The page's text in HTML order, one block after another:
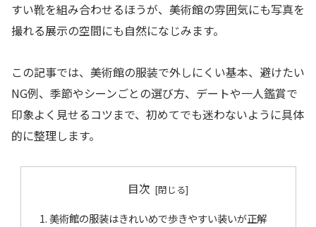
すい靴を組み合わせるほうが、美術館の雰囲気にも写真を
撮れる展示の空間にも自然になじみます。
この記事では、美術館の服装で外しにくい基本、避けたい
NG例、季節やシーンごとの選び方、デートや一人鑑賞で
印象よく見せるコツまで、初めてでも迷わないように具体
的に整理します。
目次
美術館の服装はきれいめで歩きやすい装いが正解